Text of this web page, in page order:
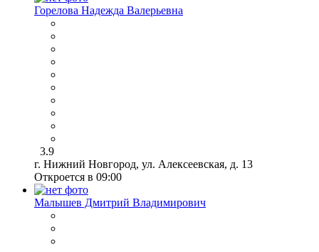
Горелова Надежда Валерьевна
3.9
г. Нижний Новгород, ул. Алексеевская, д. 13
Откроется в 09:00
Малышев Дмитрий Владимирович